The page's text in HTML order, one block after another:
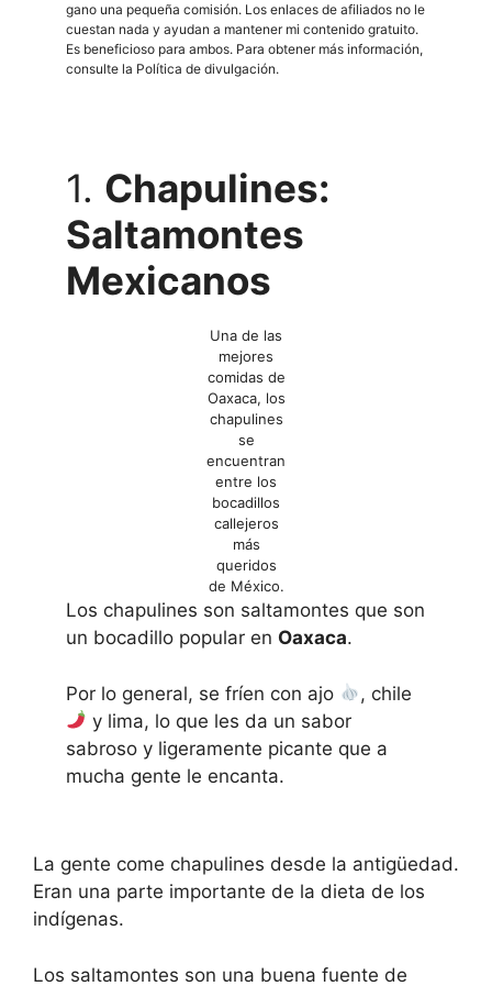
gano una pequeña comisión. Los enlaces de afiliados no le
cuestan nada y ayudan a mantener mi contenido gratuito.
Es beneficioso para ambos. Para obtener más información,
consulte la Política de divulgación.
1. Chapulines:
Saltamontes
Mexicanos
Una de las
mejores
comidas de
Oaxaca, los
chapulines
se
encuentran
entre los
bocadillos
callejeros
más
queridos
de México.
Los chapulines son saltamontes que son
un bocadillo popular en Oaxaca.
Por lo general, se fríen con ajo
, chile
y lima, lo que les da un sabor
sabroso y ligeramente picante que a
mucha gente le encanta.
La gente come chapulines desde la antigüedad.
Eran una parte importante de la dieta de los
indígenas.
Los saltamontes son una buena fuente de